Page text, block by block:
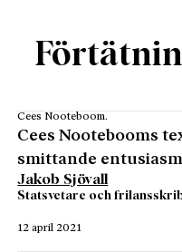
Cees Nooteboom.
Cees Nootebooms
smittande
Jakob Sjövall
Statsvetare och
12 april 2021